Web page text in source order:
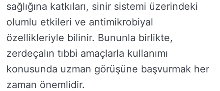
sağlığına katkıları, sinir sistemi üzerindeki
olumlu etkileri ve antimikrobiyal
özellikleriyle bilinir. Bununla birlikte,
zerdeçalın tıbbi amaçlarla kullanımı
konusunda uzman görüşüne başvurmak her
zaman önemlidir.